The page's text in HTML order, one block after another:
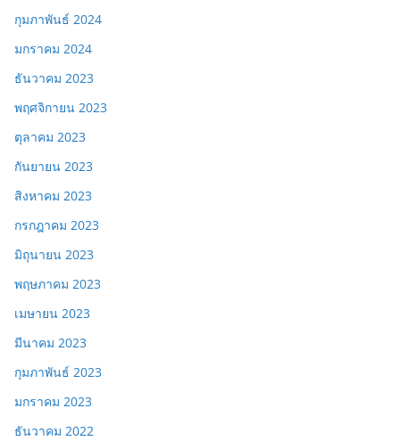
กุมภาพันธ์ 2024
มกราคม 2024
ธันวาคม 2023
พฤศจิกายน 2023
ตุลาคม 2023
กันยายน 2023
สิงหาคม 2023
กรกฎาคม 2023
มิถุนายน 2023
พฤษภาคม 2023
เมษายน 2023
มีนาคม 2023
กุมภาพันธ์ 2023
มกราคม 2023
ธันวาคม 2022